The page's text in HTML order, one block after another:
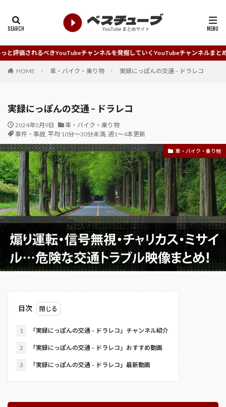
YouTubeチャンネルを発掘していくYouTubeチャンネルまとめサイトです。
HOME 車・バイク・乗り物 実録にっぽんの交通 – ドラレコ
実録にっぽんの交通 – ドラレコ
2024年5月9日
車・バイク・乗り物
事件・事故, 平均 10分～30分未満, 週1～4本更新
車・バイク・乗り物
目次
1 「実録にっぽんの交通 – ドラレコ」チャンネル紹介
2 「実録にっぽんの交通 – ドラレコ」おすすめ動画
3 「実録にっぽんの交通 – ドラレコ」最新動画